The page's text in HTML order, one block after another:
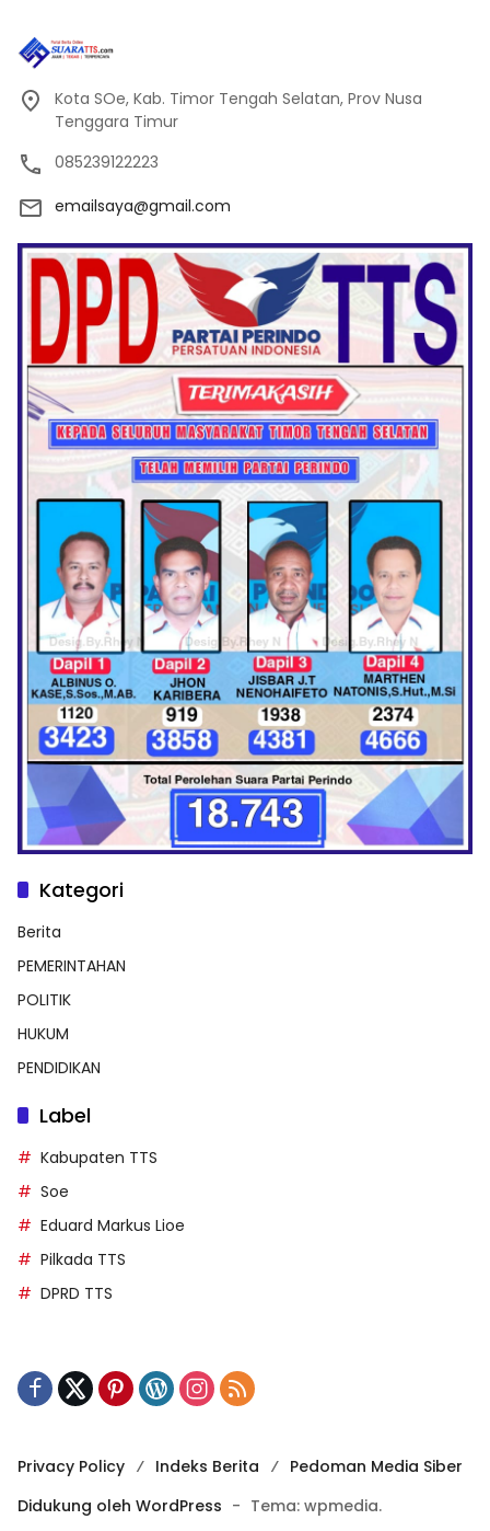
Kota SOe, Kab. Timor Tengah Selatan, Prov Nusa
Tenggara Timur
085239122223
emailsaya@gmail.com
Kategori
Berita
PEMERINTAHAN
POLITIK
HUKUM
PENDIDIKAN
Label
Kabupaten TTS
Soe
Eduard Markus Lioe
Pilkada TTS
DPRD TTS
Privacy Policy Indeks Berita
Pedoman Media Siber
Didukung oleh WordPress - Tema: wpmedia.